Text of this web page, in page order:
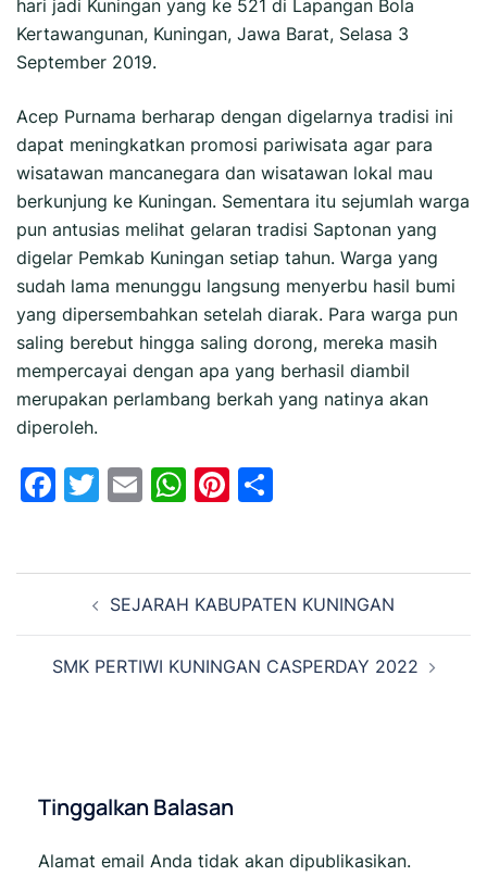
hari jadi Kuningan yang ke 521 di Lapangan Bola
Kertawangunan, Kuningan, Jawa Barat, Selasa 3
September 2019.
Acep Purnama berharap dengan digelarnya tradisi ini
dapat meningkatkan promosi pariwisata agar para
wisatawan mancanegara dan wisatawan lokal mau
berkunjung ke Kuningan. Sementara itu sejumlah warga
pun antusias melihat gelaran tradisi Saptonan yang
digelar Pemkab Kuningan setiap tahun. Warga yang
sudah lama menunggu langsung menyerbu hasil bumi
yang dipersembahkan setelah diarak. Para warga pun
saling berebut hingga saling dorong, mereka masih
mempercayai dengan apa yang berhasil diambil
merupakan perlambang berkah yang natinya akan
diperoleh.
Facebook
Twitter
EmailWhatsApp
Pinterest
Navigasi
Tulisan SEJARAH KABUPATEN KUNINGAN
SMK PERTIWI KUNINGAN CASPERDAY 2022
Tinggalkan Balasan
Alamat email Anda tidak akan dipublikasikan.